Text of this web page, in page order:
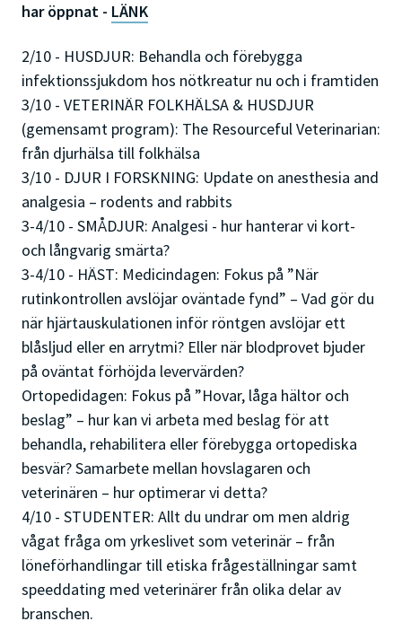
har öppnat - LÄNK
2/10 - HUSDJUR: Behandla och förebygga
infektionssjukdom hos nötkreatur nu och i framtiden
3/10 - VETERINÄR FOLKHÄLSA & HUSDJUR
(gemensamt program): The Resourceful Veterinarian:
från djurhälsa till folkhälsa
3/10 - DJUR I FORSKNING: Update on anesthesia and
analgesia – rodents and rabbits
3-4/10 - SMÅDJUR: Analgesi - hur hanterar vi kort-
och långvarig smärta?
3-4/10 - HÄST: Medicindagen: Fokus på ”När
rutinkontrollen avslöjar oväntade fynd” – Vad gör du
när hjärtauskulationen inför röntgen avslöjar ett
blåsljud eller en arrytmi? Eller när blodprovet bjuder
på oväntat förhöjda levervärden?
Ortopedidagen: Fokus på ”Hovar, låga hältor och
beslag” – hur kan vi arbeta med beslag för att
behandla, rehabilitera eller förebygga ortopediska
besvär? Samarbete mellan hovslagaren och
veterinären – hur optimerar vi detta?
4/10 - STUDENTER: Allt du undrar om men aldrig
vågat fråga om yrkeslivet som veterinär – från
löneförhandlingar till etiska frågeställningar samt
speeddating med veterinärer från olika delar av
branschen.